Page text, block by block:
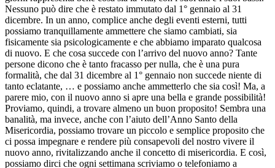
Nessuno può dire che è restato immutato dal 1° gennaio al 31
dicembre. In un anno, complice anche degli eventi esterni, tutti
possiamo tranquillamente ammettere che siamo cambiati, sia
fisicamente sia psicologicamente e che abbiamo imparato qualcosa
di nuovo. E che cosa succede con l’arrivo del nuovo anno? Tante
persone dicono che è tanto fracasso per nulla, che è una pura
formalità, che dal 31 dicembre al 1° gennaio non succede niente di
tanto eclatante, … e possiamo anche ammetterlo che sia così! Ma, a
parere mio, con il nuovo anno si apre una bella e grande possibilità!
Proviamo, quindi, a trovare almeno un buon proposito! Sembra una
banalità, ma invece, anche con l’aiuto dell’Anno Santo della
Misericordia, possiamo trovare un piccolo e semplice proposito che
ci possa impegnare e rendere più consapevoli del nostro vivere il
nuovo anno, rivitalizzando anche il concetto di misericordia. E così,
possiamo dirci che ogni settimana scriviamo o telefoniamo a